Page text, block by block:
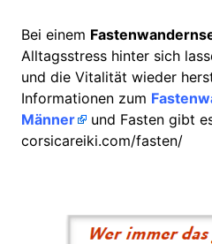
Bei einem
Alltagsstress hinter sich
und die Vitalität wieder
Informationen zum
Männer
und Fasten gibt
corsicareiki.com/fasten/